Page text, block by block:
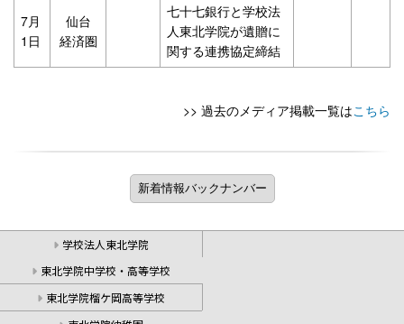
7月
1日
仙台
経済圏
七十七銀行と学校法
人東北学院が遺贈に
関する連携協定締結
>> 過去のメディア掲載一覧はこちら
学校法人東北学院
東北学院中学校・高等学校
東北学院榴ケ岡高等学校